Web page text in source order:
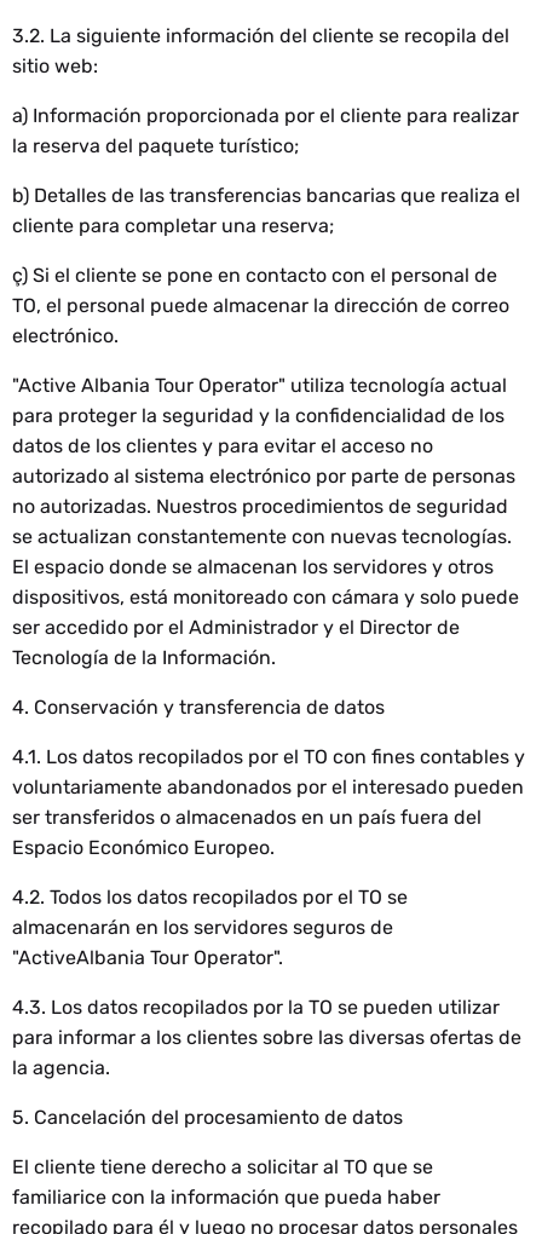
3.2. La siguiente información del cliente se recopila del
sitio web:
a) Información proporcionada por el cliente para realizar
la reserva del paquete turístico;
b) Detalles de las transferencias bancarias que realiza el
cliente para completar una reserva;
ç) Si el cliente se pone en contacto con el personal de
TO, el personal puede almacenar la dirección de correo
electrónico.
"Active Albania Tour Operator" utiliza tecnología actual
para proteger la seguridad y la confidencialidad de los
datos de los clientes y para evitar el acceso no
autorizado al sistema electrónico por parte de personas
no autorizadas. Nuestros procedimientos de seguridad
se actualizan constantemente con nuevas tecnologías.
El espacio donde se almacenan los servidores y otros
dispositivos, está monitoreado con cámara y solo puede
ser accedido por el Administrador y el Director de
Tecnología de la Información.
4. Conservación y transferencia de datos
4.1. Los datos recopilados por el TO con fines contables y
voluntariamente abandonados por el interesado pueden
ser transferidos o almacenados en un país fuera del
Espacio Económico Europeo.
4.2. Todos los datos recopilados por el TO se
almacenarán en los servidores seguros de
"ActiveAlbania Tour Operator".
4.3. Los datos recopilados por la TO se pueden utilizar
para informar a los clientes sobre las diversas ofertas de
la agencia.
5. Cancelación del procesamiento de datos
El cliente tiene derecho a solicitar al TO que se
familiarice con la información que pueda haber
recopilado para él y luego no procesar datos personales